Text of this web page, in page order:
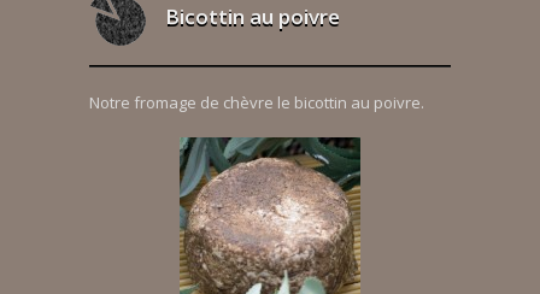
Bicottin au poivre
Notre fromage de chèvre le bicottin au poivre.